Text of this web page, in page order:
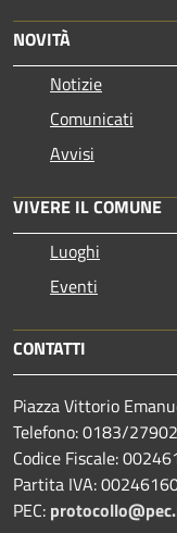
NOVITÀ
Notizie
Comunicati
Avvisi
VIVERE IL COMUNE
Luoghi
Eventi
CONTATTI
Piazza Vittorio
Telefono: 0183/
Codice Fiscale:
Partita IVA:
PEC: